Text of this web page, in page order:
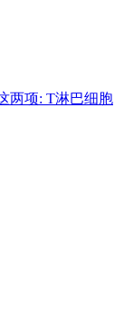
两项: T淋巴细胞